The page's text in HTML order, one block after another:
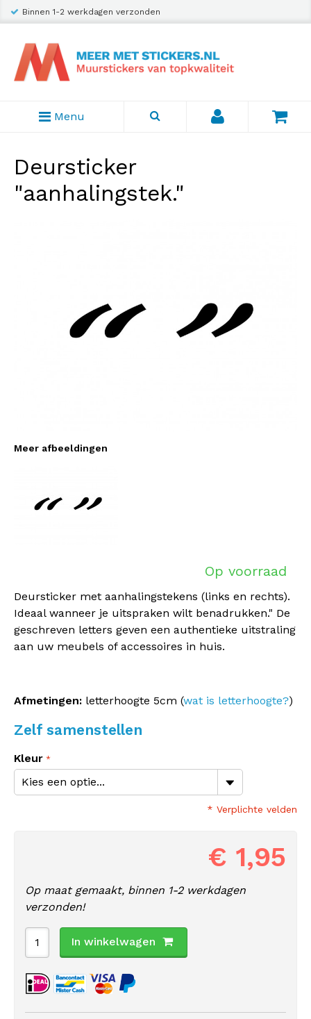
Binnen 1-2 werkdagen verzonden
Menu
Deursticker
"aanhalingstek."
Meer afbeeldingen
Op voorraad
Deursticker met aanhalingstekens (links en rechts).
Ideaal wanneer je uitspraken wilt benadrukken." De
geschreven letters geven een authentieke uitstraling
aan uw meubels of accessoires in huis.
Afmetingen: letterhoogte 5cm (wat is letterhoogte?)
Zelf samenstellen
Kleur
* Verplichte velden
€ 1,95
Op maat gemaakt, binnen 1-2 werkdagen
verzonden!
In winkelwagen